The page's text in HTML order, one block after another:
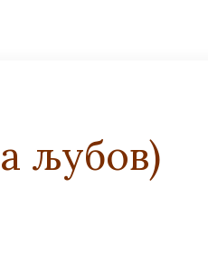
љубов)